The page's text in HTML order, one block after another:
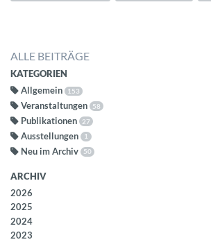
ALLE BEITRÄGE
KATEGORIEN
Allgemein 153
Veranstaltungen 58
Publikationen 27
Ausstellungen 1
Neu im Archiv 50
ARCHIV
2026
2025
2024
2023